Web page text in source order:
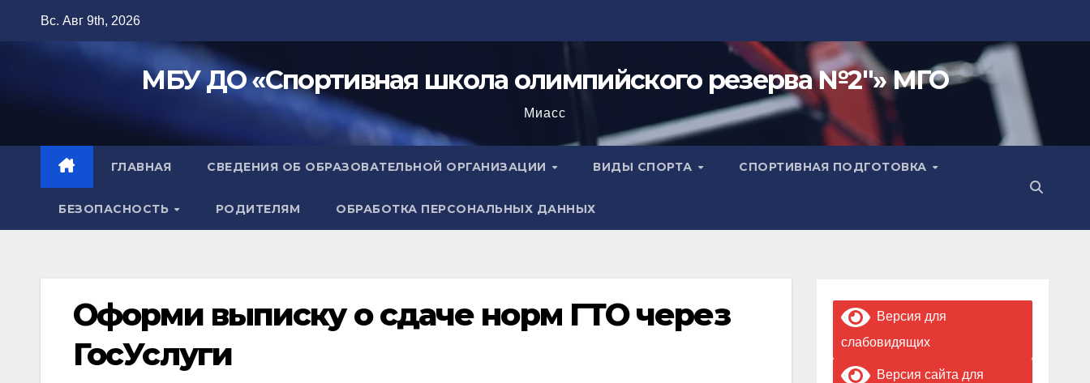
Вс. Авг 9th, 2026
МБУ ДО «Спортивная школа олимпийского резерва №2"» МГО
Миасс
ГЛАВНАЯ СВЕДЕНИЯ ОБ ОБРАЗОВАТЕЛЬНОЙ ОРГАНИЗАЦИИ ВИДЫ СПОРТА СПОРТИВНАЯ ПОДГОТОВКА
БЕЗОПАСНОСТЬ РОДИТЕЛЯМ ОБРАБОТКА ПЕРСОНАЛЬНЫХ ДАННЫХ
Оформи выписку о сдаче норм ГТО через
ГосУслуги
Версия для
слабовидящих
Версия сайта для